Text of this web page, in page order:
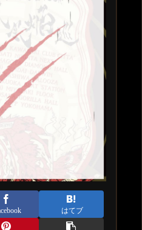
はてブ